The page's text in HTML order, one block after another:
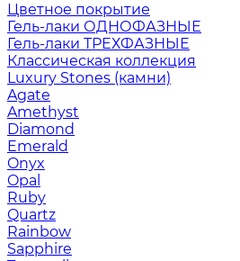
Цветное покрытие
Гель-лаки ОДНОФАЗНЫЕ
Гель-лаки ТРЕХФАЗНЫЕ
Классическая коллекция
Luxury Stones (камни)
Agate
Amethyst
Diamond
Emerald
Onyx
Opal
Ruby
Quartz
Rainbow
Sapphire